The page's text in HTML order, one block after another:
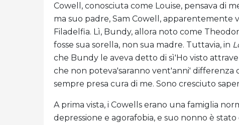
Cowell, conosciuta come Louise, pensava di
ma suo padre, Sam Cowell, apparentemente
Filadelfia. Lì, Bundy, allora noto come
fosse sua sorella, non sua madre. Tuttavia, in
che Bundy le aveva detto di sì'Ho visto
che non poteva'saranno vent'anni' differenza
sempre presa cura di me. Sono cresciuto
A prima vista, i Cowells erano una famiglia
depressione e agorafobia, e suo nonno è